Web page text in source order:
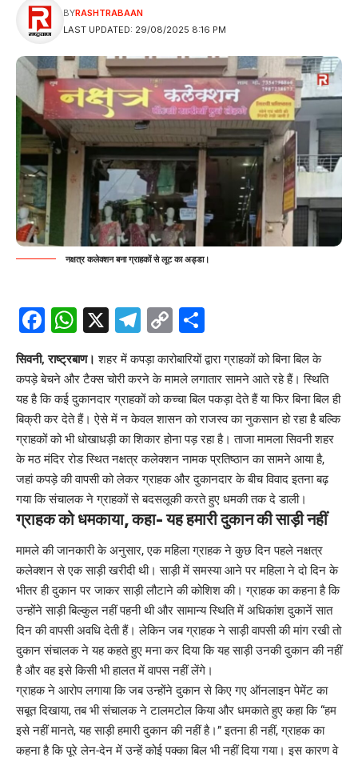
LAST UPDATED: 29/08/2025 8:16 PM
BYRASHTRABAAN
नक्षत्र कलेक्शन बना ग्राहकों से लूट का अड्डा।
Facebook
WhatsApp
X Telegram
Copy
Link
सिवनी, राष्ट्रबाण। शहरमें कपड़ा कारोबारियों द्वारा ग्राहकों को बिना बिल के
कपड़े बेचने और टैक्स चोरी करने के मामले लगातार सामने आते रहे हैं। स्थिति
यह है कि कई दुकानदार ग्राहकों को कच्चा बिल पकड़ा देते हैं या फिर बिना बिल ही
बिक्री कर देते हैं। ऐसे में न केवल शासन को राजस्व का नुकसान हो रहा है बल्कि
ग्राहकों को भी धोखाधड़ी का शिकार होना पड़ रहा है। ताजा मामला सिवनी शहर
के मठ मंदिर रोड स्थित नक्षत्र कलेक्शन नामक प्रतिष्ठान का सामने आया है,
जहां कपड़े की वापसी को लेकर ग्राहक और दुकानदार के बीच विवाद इतना बढ़
गया कि संचालक ने ग्राहकों से बदसलूकी करते हुए धमकी तक दे डाली।
ग्राहक को धमकाया, कहा- यह हमारी दुकान की साड़ी नहीं
मामले की जानकारी के अनुसार, एक महिला ग्राहक ने कुछ दिन पहले नक्षत्र
कलेक्शन से एक साड़ी खरीदी थी। साड़ी में समस्या आने पर महिला ने दो दिन के
भीतर ही दुकान पर जाकर साड़ी लौटाने की कोशिश की। ग्राहक का कहना है कि
उन्होंने साड़ी बिल्कुल नहीं पहनी थी और सामान्य स्थिति में अधिकांश दुकानें सात
दिन की वापसी अवधि देती हैं। लेकिन जब ग्राहक ने साड़ी वापसी की मांग रखी तो
दुकान संचालक ने यह कहते हुए मना कर दिया कि यह साड़ी उनकी दुकान की नहीं
है और वह इसे किसी भी हालत में वापस नहीं लेंगे।
ग्राहक ने आरोप लगाया कि जब उन्होंने दुकान से किए गए ऑनलाइन पेमेंट का
सबूत दिखाया, तब भी संचालक ने टालमटोल किया और धमकाते हुए कहा कि “हम
इसे नहीं मानते, यह साड़ी हमारी दुकान की नहीं है।” इतना ही नहीं, ग्राहक का
कहना है कि पूरे लेन-देन में उन्हें कोई पक्का बिल भी नहीं दिया गया। इस कारण वे